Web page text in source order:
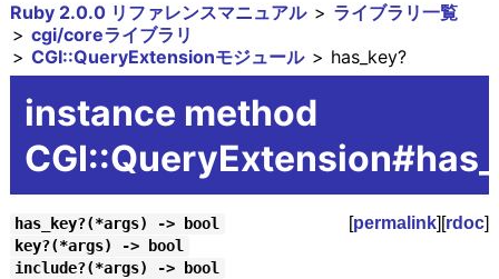
Ruby 2.0.0 リファレンスマニュアル
ライブラリ一覧
cgi/coreライブラリ
CGI::QueryExtensionモジュール
has_key?
instance method
has_key?(*args) -> bool [permalink][rdoc]
key?(*args) -> bool
include?(*args) -> bool